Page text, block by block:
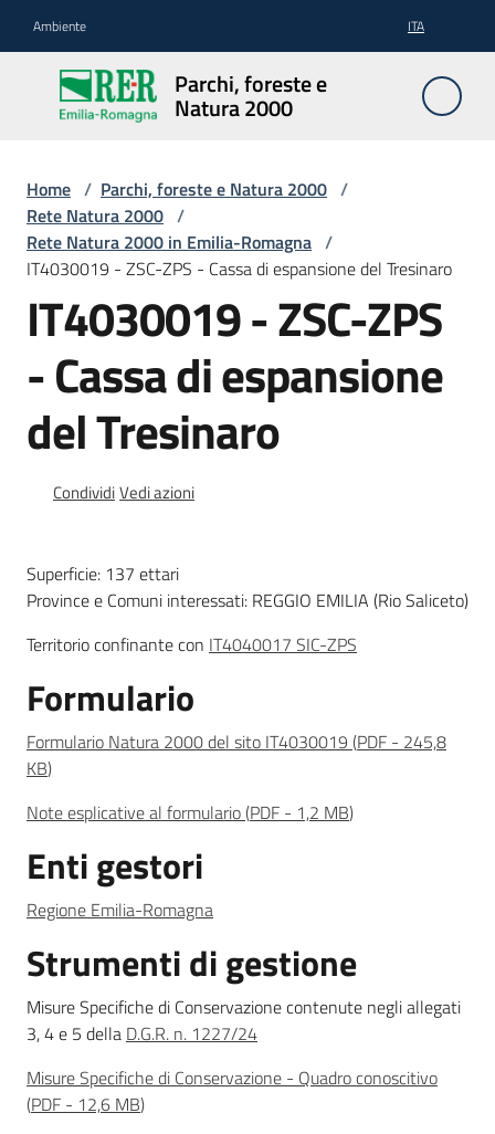
Ambiente ITA
Parchi, foreste e
Natura 2000
Parchi,
foreste
e
2000
Aree
Protette
Rete
Natura
2000
Consultazione
su
Ambiente
Home / Parchi, foreste e Natura 2000 /
Rete Natura 2000 /
Rete Natura 2000 in Emilia-Romagna /
IT4030019 - ZSC-ZPS - Cassa di espansione del Tresinaro
IT4030019 - ZSC-ZPS
- Cassa di espansione
del Tresinaro
CondividiVedi azioni
Superficie: 137 ettari
Province e Comuni interessati: REGGIO EMILIA (Rio Saliceto)
Territorio confinante con IT4040017 SIC-ZPS
Formulario
Formulario Natura 2000 del sito IT4030019 (PDF - 245,8
KB)
Note esplicative al formulario(PDF - 1,2 MB)
Enti gestori
Regione Emilia-Romagna
Strumenti di gestione
Misure Specifiche di Conservazione contenute negli allegati
3, 4 e 5 della D.G.R. n. 1227/24
Misure Specifiche di Conservazione - Quadro conoscitivo
(PDF - 12,6 MB)